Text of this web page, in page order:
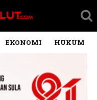
EKONOMI HUKUM